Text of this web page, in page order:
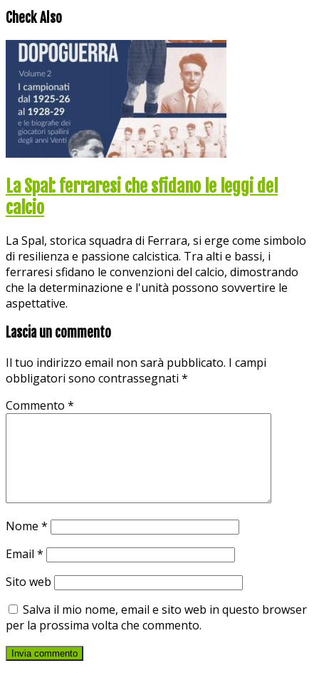
Check Also
La Spal: ferraresi che sfidano le leggi del
calcio
La Spal, storica squadra di Ferrara, si erge come simbolo
di resilienza e passione calcistica. Tra alti e bassi, i
ferraresi sfidano le convenzioni del calcio, dimostrando
che la determinazione e l'unità possono sovvertire le
aspettative.
Lascia un commento
Il tuo indirizzo email non sarà pubblicato. I campi
obbligatori sono contrassegnati *
Commento *
Nome *
Email *
Sito web
Salva il mio nome, email e sito web in questo browser
per la prossima volta che commento.